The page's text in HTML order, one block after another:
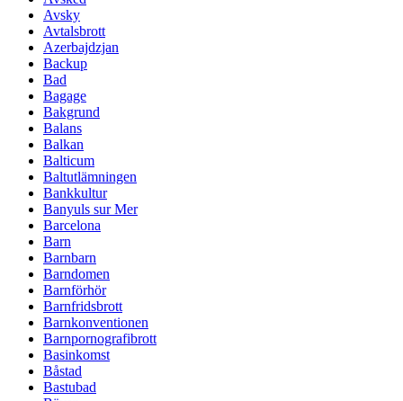
Avsky
Avtalsbrott
Azerbajdzjan
Backup
Bad
Bagage
Bakgrund
Balans
Balkan
Balticum
Baltutlämningen
Bankkultur
Banyuls sur Mer
Barcelona
Barn
Barnbarn
Barndomen
Barnförhör
Barnfridsbrott
Barnkonventionen
Barnpornografibrott
Basinkomst
Båstad
Bastubad